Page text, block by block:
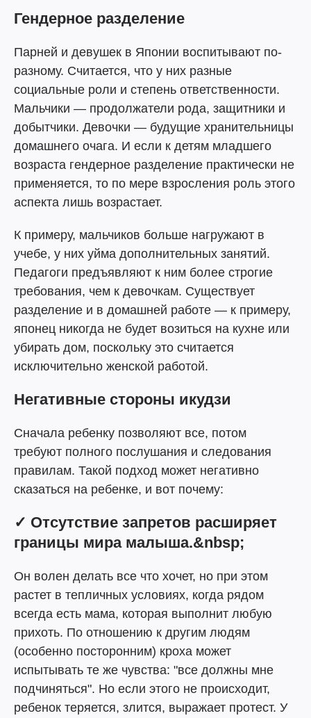
Гендерное разделение
Парней и девушек в Японии воспитывают по-
разному. Считается, что у них разные
социальные роли и степень ответственности.
Мальчики — продолжатели рода, защитники и
добытчики. Девочки — будущие хранительницы
домашнего очага. И если к детям младшего
возраста гендерное разделение практически не
применяется, то по мере взросления роль этого
аспекта лишь возрастает.
К примеру, мальчиков больше нагружают в
учебе, у них уйма дополнительных занятий.
Педагоги предъявляют к ним более строгие
требования, чем к девочкам. Существует
разделение и в домашней работе — к примеру,
японец никогда не будет возиться на кухне или
убирать дом, поскольку это считается
исключительно женской работой.
Негативные стороны икудзи
Сначала ребенку позволяют все, потом
требуют полного послушания и следования
правилам. Такой подход может негативно
сказаться на ребенке, и вот почему:
✓ Отсутствие запретов расширяет
границы мира малыша.&nbsp;
Он волен делать все что хочет, но при этом
растет в тепличных условиях, когда рядом
всегда есть мама, которая выполнит любую
прихоть. По отношению к другим людям
(особенно посторонним) кроха может
испытывать те же чувства: "все должны мне
подчиняться". Но если этого не происходит,
ребенок теряется, злится, выражает протест. У